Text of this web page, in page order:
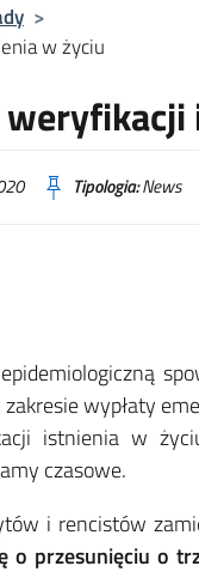
>
w życiu
Tipologia:News
zakresie wypłaty
istnienia w
czasowe.
i rencistów
o przesunięciu o